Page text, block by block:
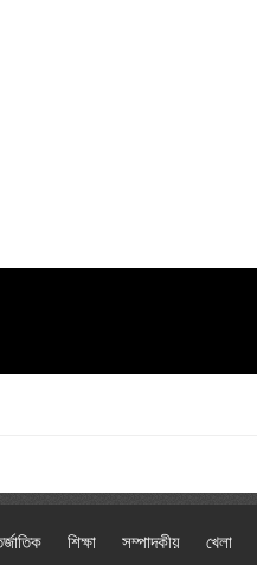
শিক্ষা সম্পাদকীয় খেলা